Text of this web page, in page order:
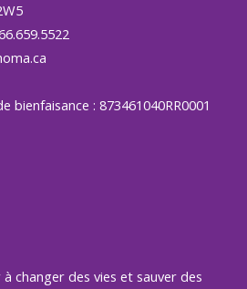
bienfaisance : 873461040RR0001
changer des vies et sauver des